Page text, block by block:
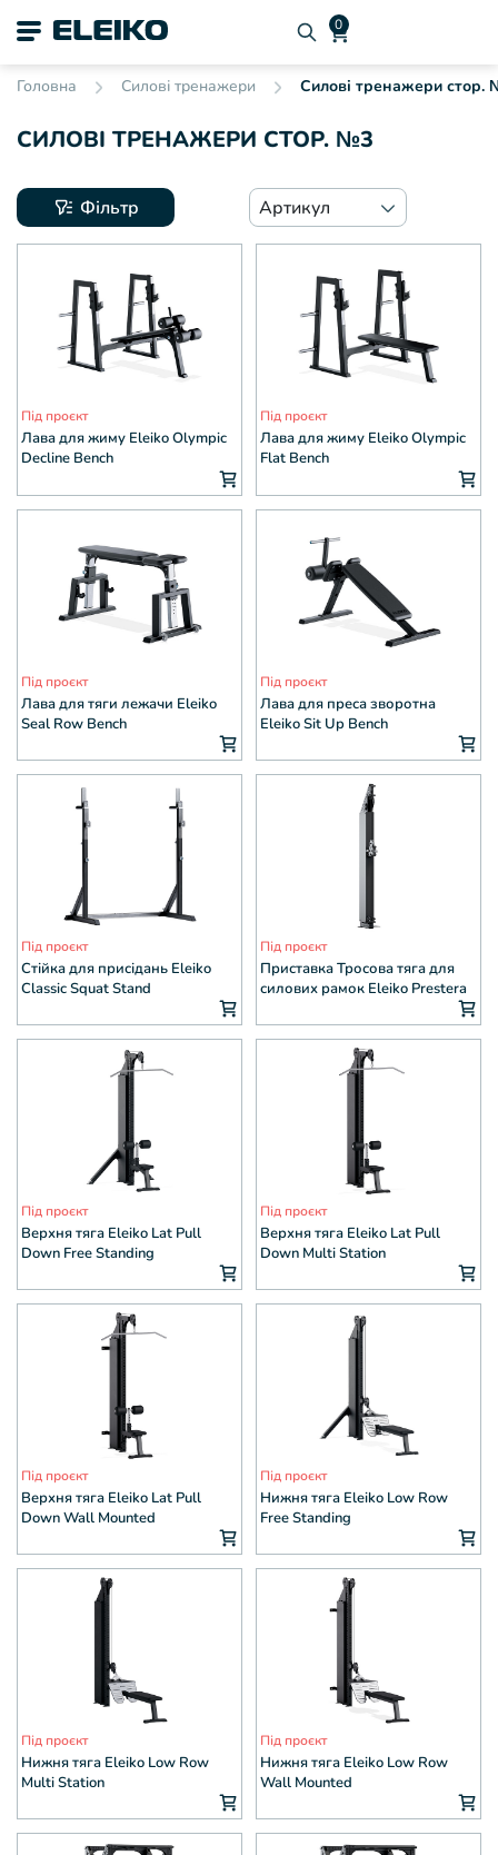
Головна Силові тренажери Силові тренажери стор.
СИЛОВІ ТРЕНАЖЕРИ СТОР. №3
Фільтр Артикул
Під проєкт
Лава для жиму Eleiko Olympic
Decline Bench
Під проєкт
Лава для жиму Eleiko Olympic
Flat Bench
Під проєкт
Лава для тяги лежачи Eleiko
Seal Row Bench
Під проєкт
Лава для преса зворотна
Eleiko Sit Up Bench
Під проєкт
Стійка для присідань Eleiko
Classic Squat Stand
Під проєкт
Приставка Тросова тяга для
силових рамок Eleiko Prestera
Під проєкт
Верхня тяга Eleiko Lat Pull
Down Free Standing
Під проєкт
Верхня тяга Eleiko Lat Pull
Down Multi Station
Під проєкт
Верхня тяга Eleiko Lat Pull
Down Wall Mounted
Під проєкт
Нижня тяга Eleiko Low Row
Free Standing
Під проєкт
Нижня тяга Eleiko Low Row
Multi Station
Під проєкт
Нижня тяга Eleiko Low Row
Wall Mounted